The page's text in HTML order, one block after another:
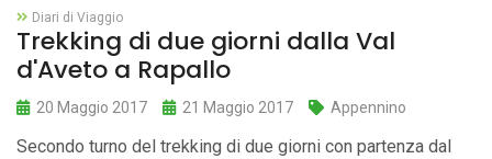
Diari di Viaggio
Trekking di due giorni dalla Val
d'Aveto a Rapallo
20 Maggio 2017 21 Maggio 2017 Appennino
Secondo turno del trekking di due giorni con partenza dal